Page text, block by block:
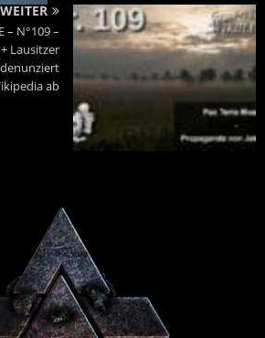
WEITER
– N°109 –
Lausitzer
ab
Powered By :